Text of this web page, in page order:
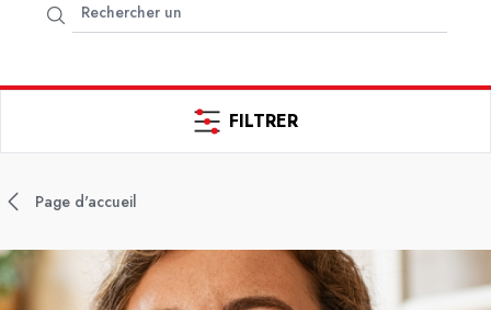
FILTRER
Page d'accueil